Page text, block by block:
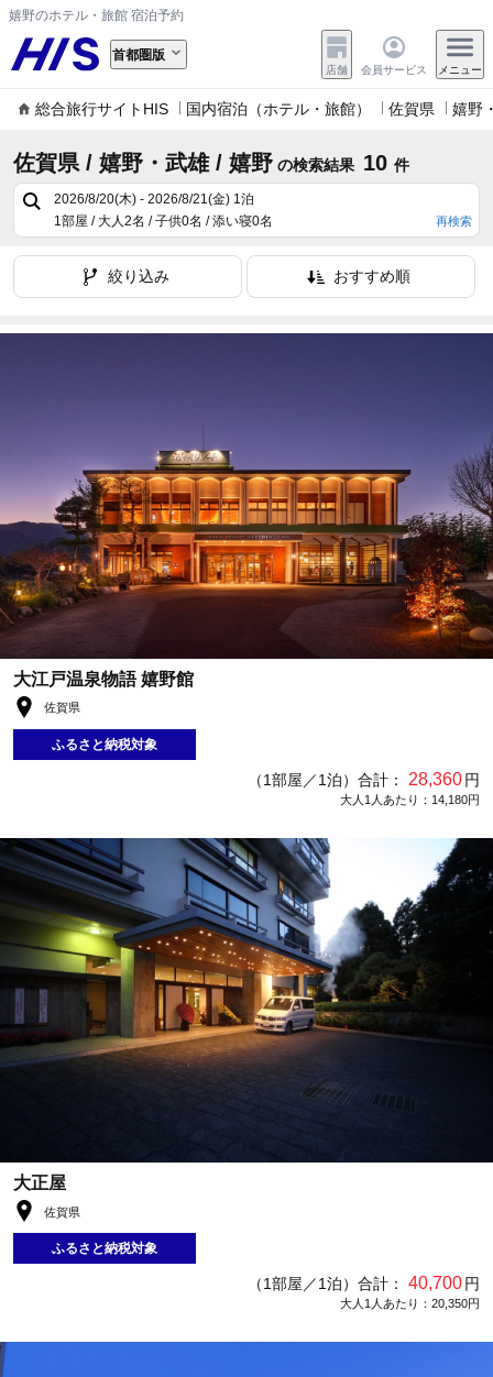
嬉野のホテル・旅館 宿泊予約
首都圏版
店舗 会員サービス メニュー
総合旅行サイトHIS 国内宿泊（ホテル・旅館） 佐賀県 嬉野
佐賀県 / 嬉野・武雄 / 嬉野 の検索結果 10 件
2026/8/20(木) - 2026/8/21(金) 1泊
1部屋 / 大人2名 / 子供0名 / 添い寝0名
再検索
絞り込み おすすめ順
大江戸温泉物語 嬉野館
佐賀県
ふるさと納税対象
（1部屋／1泊）合計： 28,360円
大人1人あたり：14,180円
大正屋
佐賀県
ふるさと納税対象
（1部屋／1泊）合計： 40,700円
大人1人あたり：20,350円